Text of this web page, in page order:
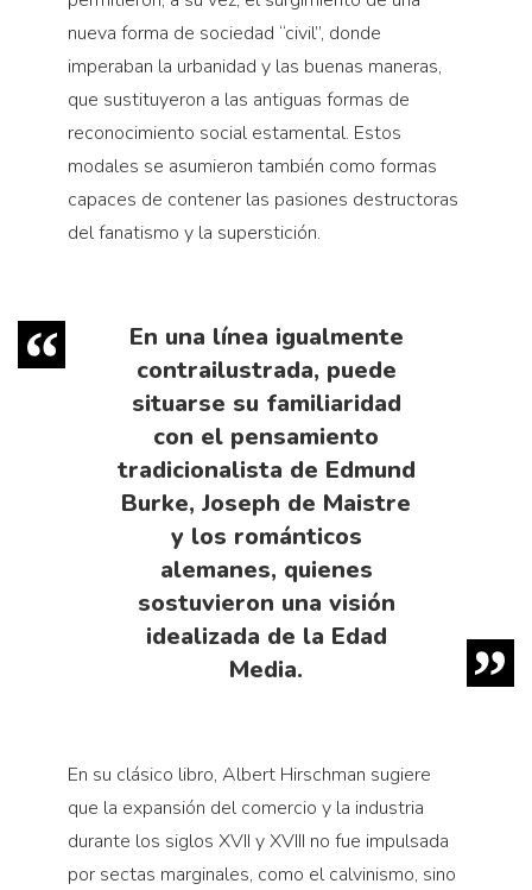
nueva forma de sociedad “civil”, donde
imperaban la urbanidad y las buenas maneras,
que sustituyeron a las antiguas formas de
reconocimiento social estamental. Estos
modales se asumieron también como formas
capaces de contener las pasiones destructoras
del fanatismo y la superstición.
En una línea igualmente
contrailustrada, puede
situarse su familiaridad
con el pensamiento
tradicionalista de Edmund
Burke, Joseph de Maistre
y los románticos
alemanes, quienes
sostuvieron una visión
idealizada de la Edad
Media.
En su clásico libro, Albert Hirschman sugiere
que la expansión del comercio y la industria
durante los siglos XVII y XVIII no fue impulsada
por sectas marginales, como el calvinismo, sino